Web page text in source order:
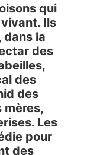
qui
Ils
dans la
des
des
des
mères,
Les
pour
des